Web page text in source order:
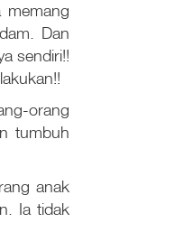
memang
Dan
sendiri!!
orang
tumbuh
anak
Ia tidak